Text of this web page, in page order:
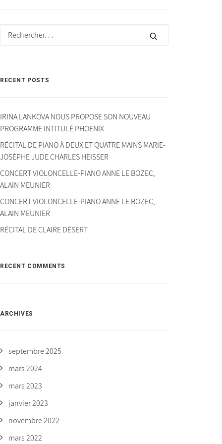
RECENT POSTS
IRINA LANKOVA NOUS PROPOSE SON NOUVEAU
PROGRAMME INTITULÉ PHOENIX
RÉCITAL DE PIANO À DEUX ET QUATRE MAINS MARIE-
JOSÈPHE JUDE CHARLES HEISSER
CONCERT VIOLONCELLE-PIANO ANNE LE BOZEC,
ALAIN MEUNIER
CONCERT VIOLONCELLE-PIANO ANNE LE BOZEC,
ALAIN MEUNIER
RÉCITAL DE CLAIRE DÉSERT
RECENT COMMENTS
ARCHIVES
septembre 2025
mars 2024
mars 2023
janvier 2023
novembre 2022
mars 2022